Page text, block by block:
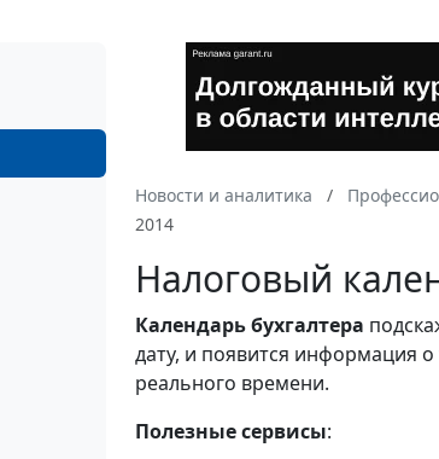
Новости и аналитика
2014
Налоговый
Календарьбухгалтера
дату, и появится информация
реального времени.
Полезные сервисы: